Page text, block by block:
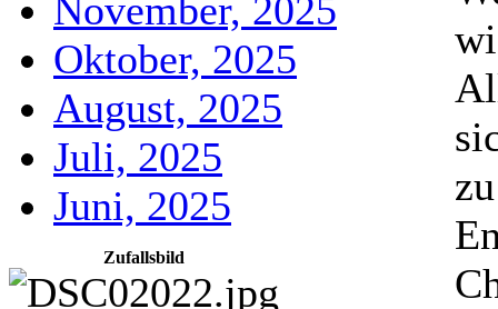
November, 2025
Oktober, 2025
August, 2025
Juli, 2025
Juni, 2025
Zufallsbild